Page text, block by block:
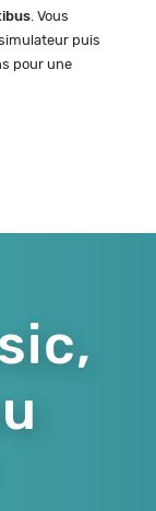
. Vous
puis
pour une